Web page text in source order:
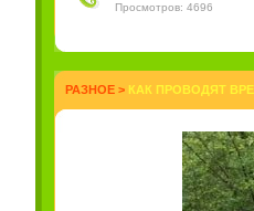
Просмотров: 4696
РАЗНОЕ > КАК ПРОВОДЯТ